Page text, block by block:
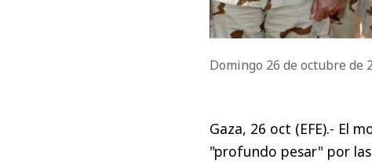
Domingo 26 de octubre de
Gaza, 26 oct (EFE).- El
"profundo pesar" por